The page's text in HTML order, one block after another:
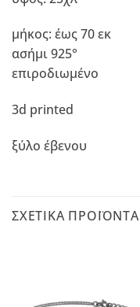
μήκος: έως 70 εκ
ασήμι 925°
επιροδιωμένο
3d printed
ξύλο έβενου
ΣΧΕΤΙΚΆ ΠΡΟΪΌΝΤΑ